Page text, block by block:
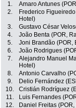
1. Amaro Antunes
2.
Frederico
Hotel)
3. Gustavo César
4.
João Benta (POR,
5.
Joni Brandão (POR,
6.
João Rodrigues
7.
Alejandro Manuel
Hotel)
8. Antonio Carvalho
9.
Delio Fernández
10.
Cristián Rodríguez
11.
Luis Fernandes
12.
Daniel Freitas